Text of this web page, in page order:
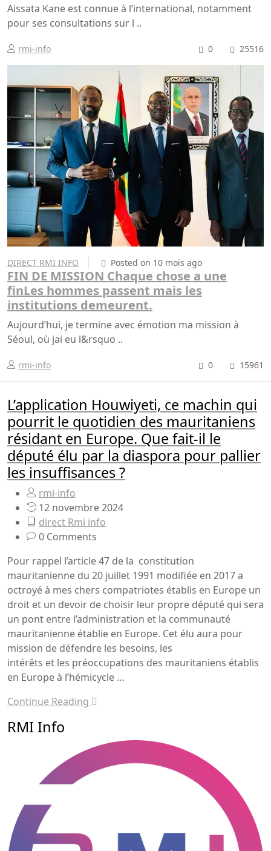
Aissata Kane est connue à l’international, notamment
pour ses consultations sur l ..
rmi-info 0 25516
DIRECT RMI INFO Posted on 10 mois ago
FIN DE MISSION Chaque chose a une
finLes hommes passent mais les
institutions demeurent.
Aujourd’hui, je termine avec émotion ma mission à
Séoul, où jai eu l&rsquo ..
rmi-info 0 15961
L’application Houwiyeti, ce machin qui
pourrit le quotidien des mauritaniens
résidant en Europe. Que fait-il le
député élu par la diaspora pour pallier
les insuffisances ?
rmi-info
12 novembre 2024
direct Rmi info
0 Comments
Pour rappel l’article 47 de la constitution
mauritanienne du 20 juillet 1991 modifiée en 2017 a
octroyé à mes chers compatriotes établis en Europe un
droit et un devoir de choisir leur propre député qui sera
un pont entre l’administration et la communauté
mauritanienne établie en Europe. Cet élu aura pour
mission de défendre les besoins, les
intérêts et les préoccupations des mauritaniens établis
en Europe à l’hémicycle …
Continue Reading
RMI Info